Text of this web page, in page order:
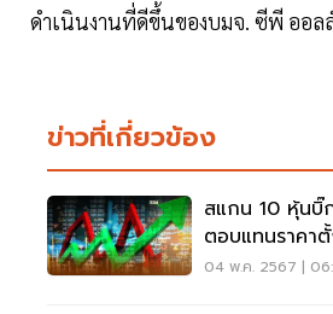
ดำเนินงานที่ดีขึ้นของบมจ. ซีพี ออล
ข่าวที่เกี่ยวข้อง
สแกน 10 หุ้น
ตอบแทนราคา
ใคร"ดิ่ง-พุ่ง"แ
04 พ.ค. 2567 |